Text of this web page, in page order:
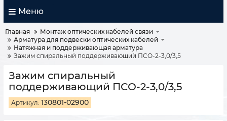
Меню
Главная
Монтаж оптических кабелей связи
Арматура для подвески оптических кабелей
Натяжная и поддерживающая арматура
Зажим спиральный поддерживающий ПСО-2-3,0/3,5
Зажим спиральный
поддерживающий ПСО-2-3,0/3,5
Артикул: 130801-02900